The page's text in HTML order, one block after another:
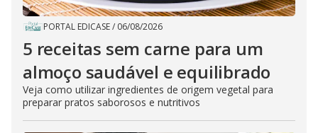
PORTAL EDICASE/ 06/08/2026
5 receitas sem carne para um
almoço saudável e equilibrado
Veja como utilizar ingredientes de origem vegetal para
preparar pratos saborosos e nutritivos